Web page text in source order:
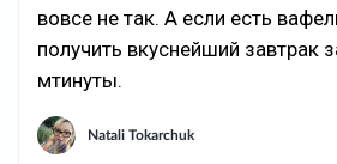
вовсе не так. А если есть
получить вкуснейший завтрак
мтинуты.
Natali Tokarchuk